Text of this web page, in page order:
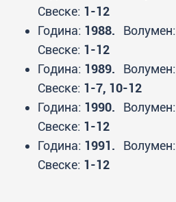
Свеске: 1-12
Година: 1988. Волумен:
Свеске: 1-12
Година: 1989. Волумен:
Свеске: 1-7, 10-12
Година: 1990. Волумен:
Свеске: 1-12
Година: 1991. Волумен:
Свеске: 1-12